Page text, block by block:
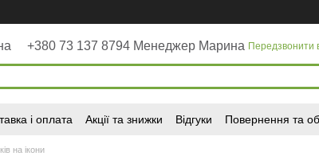
+380 73 137 8794 Менеджер Марина Передзвонити
і оплата Акції та знижки Відгуки Повернення та
на ікони